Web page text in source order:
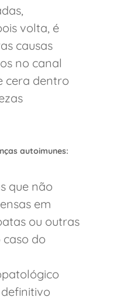
volta, é
causas
no canal
cera dentro
autoimunes:
que não
em
ou outras
do